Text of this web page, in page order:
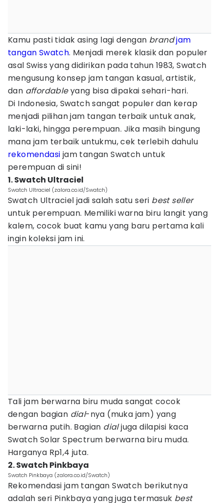
Kamu pasti tidak asing lagi dengan brandjam
tangan Swatch. Menjadi merek klasik dan populer
asal Swiss yang didirikan pada tahun 1983, Swatch
mengusung konsep jam tangan kasual, artistik,
dan affordableyang bisa dipakai sehari-hari.
Di Indonesia, Swatch sangat populer dan kerap
menjadi pilihan jam tangan terbaik untuk anak,
laki-laki, hingga perempuan. Jika masih bingung
mana jam terbaik untukmu, cek terlebih dahulu
rekomendasi jam tangan Swatch untuk
perempuan di sini!
1. Swatch Ultraciel
Swatch Ultraciel (zalora.co.id/Swatch)
Swatch Ultraciel jadi salah satu seri best seller
untuk perempuan. Memiliki warna biru langit yang
kalem, cocok buat kamu yang baru pertama kali
ingin koleksi jam ini.
Tali jam berwarna biru muda sangat cocok
dengan bagian dial-nya (muka jam) yang
berwarna putih. Bagian dialjuga dilapisi kaca
Swatch Solar Spectrum berwarna biru muda.
Harganya Rp1,4 juta.
2. Swatch Pinkbaya
Swatch Pinkbaya (zalora.co.id/Swatch)
Rekomendasi jam tangan Swatch berikutnya
adalah seri Pinkbaya yang juga termasuk best